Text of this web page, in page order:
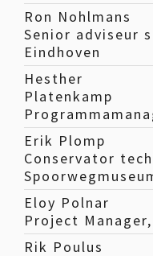
Ron Nohlmans
Senior adviseur
Eindhoven
Hesther
Platenkamp
Erik Plomp
Conservator
Eloy Polnar
Project
Rik Poulus